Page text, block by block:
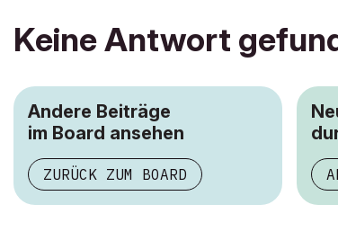
Keine Antwort
Andere Beiträge
im Board ansehen
ZURÜCK ZUM BOARD